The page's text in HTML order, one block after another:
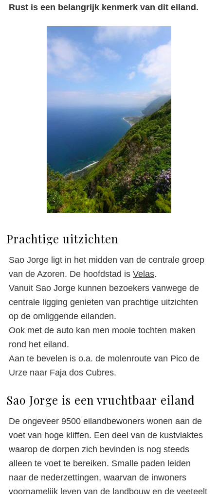
Rust is een belangrijk kenmerk van dit eiland.
Prachtige uitzichten
Sao Jorge ligt in het midden van de centrale groep
van de Azoren. De hoofdstad is Velas.
Vanuit Sao Jorge kunnen bezoekers vanwege de
centrale ligging genieten van prachtige uitzichten
op de omliggende eilanden.
Ook met de auto kan men mooie tochten maken
rond het eiland.
Aan te bevelen is o.a. de molenroute van Pico de
Urze naar Faja dos Cubres.
Sao Jorge is een vruchtbaar eiland
De ongeveer 9500 eilandbewoners wonen aan de
voet van hoge kliffen. Een deel van de kustvlaktes
waarop de dorpen zich bevinden is nog steeds
alleen te voet te bereiken. Smalle paden leiden
naar de nederzettingen, waarvan de inwoners
voornamelijk leven van de landbouw en de veeteelt